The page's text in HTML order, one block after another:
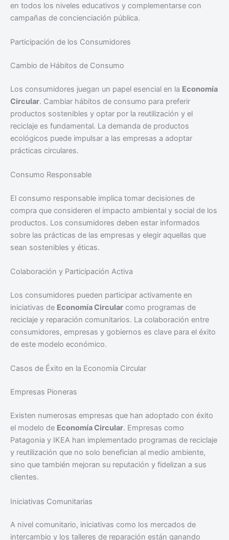
en todos los niveles educativos y complementarse con
campañas de concienciación pública.
Participación de los Consumidores
Cambio de Hábitos de Consumo
Los consumidores juegan un papel esencial en la Economía
Circular. Cambiar hábitos de consumo para preferir
productos sostenibles y optar por la reutilización y el
reciclaje es fundamental. La demanda de productos
ecológicos puede impulsar a las empresas a adoptar
prácticas circulares.
Consumo Responsable
El consumo responsable implica tomar decisiones de
compra que consideren el impacto ambiental y social de los
productos. Los consumidores deben estar informados
sobre las prácticas de las empresas y elegir aquellas que
sean sostenibles y éticas.
Colaboración y Participación Activa
Los consumidores pueden participar activamente en
iniciativas de Economía Circular como programas de
reciclaje y reparación comunitarios. La colaboración entre
consumidores, empresas y gobiernos es clave para el éxito
de este modelo económico.
Casos de Éxito en la Economía Circular
Empresas Pioneras
Existen numerosas empresas que han adoptado con éxito
el modelo de Economía Circular. Empresas como
Patagonia y IKEA han implementado programas de reciclaje
y reutilización que no solo benefician al medio ambiente,
sino que también mejoran su reputación y fidelizan a sus
clientes.
Iniciativas Comunitarias
A nivel comunitario, iniciativas como los mercados de
intercambio y los talleres de reparación están ganando